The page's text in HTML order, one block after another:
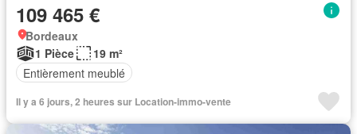
109 465 €
Bordeaux
1 Pièce
19 m²
Entièrement meublé
Il y a 6 jours, 2 heures sur Location-immo-vente